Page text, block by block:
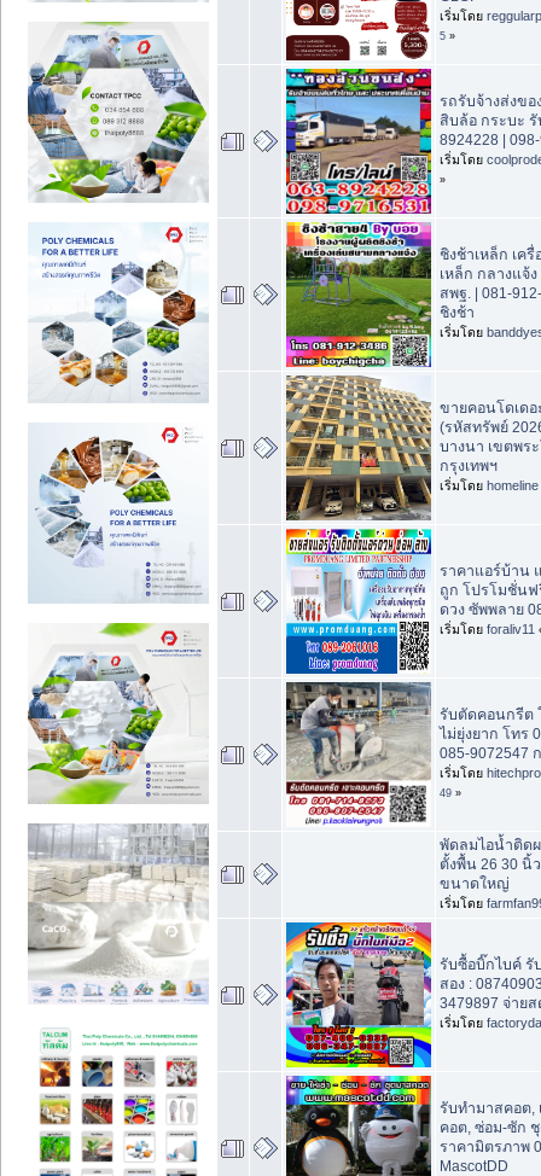
เริ่มโดย
5 »
รถรับจ้างส่งขอ
สิบล้อ กระบะ รั
8924228 |
เริ่มโดย
»
ชิงช้าเหล็ก เค
เหล็ก กลางแจ้
สพฐ. | 081-
ชิงช้า
เริ่มโดย
ขายคอนโดเด
(รหัสทรัพย์
บางนา เขตพร
กรุงเทพฯ
เริ่มโดย homeline
ราคาแอร์บ้าน
ถูก โปรโมชั่นฟ
ดวง ซัพพลาย
เริ่มโดย foraliv11
รับตัดคอนกรีต
ไม่ยุ่งยาก โทร
085-
เริ่มโดย
49 »
พัดลมไอน้ำติด
ตั้งพื้น 26 30 นิ้
ขนาดใหญ่
เริ่มโดย
รับซื้อบิ๊กไบค์ รั
สอง :
3479897 จ่ายส
เริ่มโดย
รับทำมาสคอต,
คอต, ซ่อม-ซัก
ราคามิตรภาพ
MascotDD